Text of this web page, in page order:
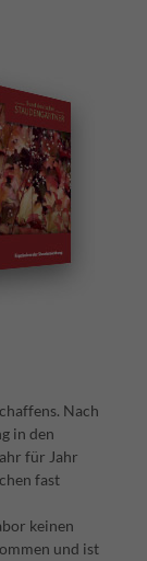
Nach
in den
für Jahr
fast
keinen
und ist